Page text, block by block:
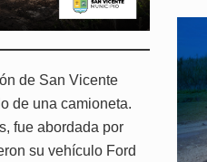
de San Vicente
de una camioneta.
fue abordada por
su vehículo Ford